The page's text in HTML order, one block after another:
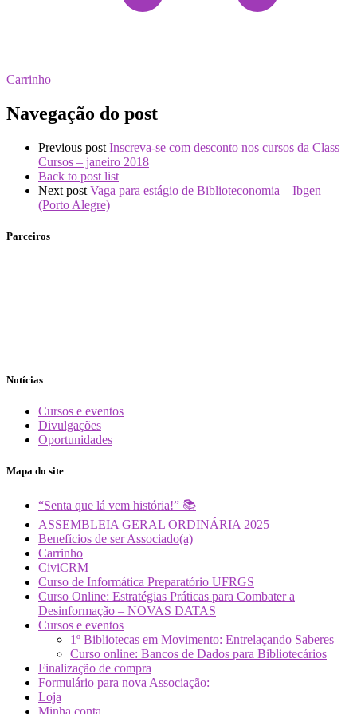
Carrinho
Navegação do post
Previous post Inscreva-se com desconto nos cursos da Class
Cursos – janeiro 2018
Back to post list
Next post Vaga para estágio de Biblioteconomia – Ibgen
(Porto Alegre)
Parceiros
Notícias
Cursos e eventos
Divulgações
Oportunidades
Mapa do site
“Senta que lá vem história!” 📚
ASSEMBLEIA GERAL ORDINÁRIA 2025
Benefícios de ser Associado(a)
Carrinho
CiviCRM
Curso de Informática Preparatório UFRGS
Curso Online: Estratégias Práticas para Combater a
Desinformação – NOVAS DATAS
Cursos e eventos
1º Bibliotecas em Movimento: Entrelaçando Saberes
Curso online: Bancos de Dados para Bibliotecários
Finalização de compra
Formulário para nova Associação:
Loja
Minha conta